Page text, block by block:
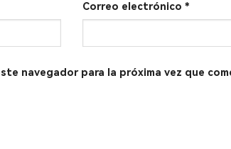
Correo electrónico *
navegador para la próxima vez que